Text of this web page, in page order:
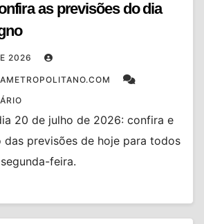
as previsões do dia
2026
20 de julho de 2026: confira e
previsões de hoje para todos
feira.